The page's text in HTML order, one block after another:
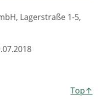
Lagerstraße 1-5,
Top↑